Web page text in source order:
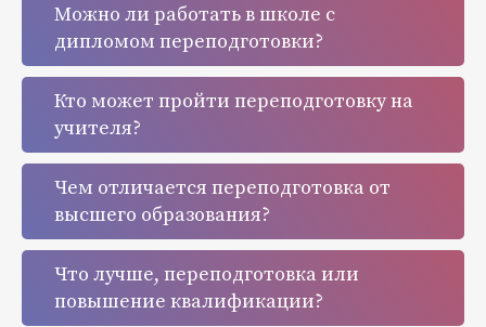
Можно ли работать в школе с
дипломом переподготовки?
Кто может пройти переподготовку на
учителя?
Чем отличается переподготовка от
высшего образования?
Что лучше, переподготовка или
повышение квалификации?